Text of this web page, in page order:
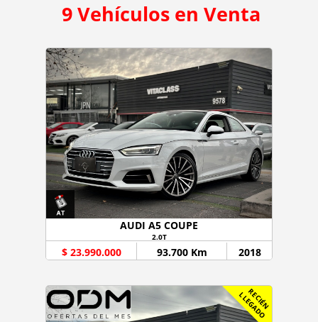
9Vehículos en Venta
AUDI A5 COUPE
2.0T
$ 23.990.000 93.700 Km 2018
R
E
C
I
É
N
L
L
E
G
A
D
O